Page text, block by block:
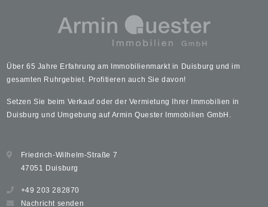
Über 65 Jahre Erfahrung am Immobilienmarkt in Duisburg und im
gesamten Ruhrgebiet. Profitieren auch Sie davon!
Setzen Sie beim Verkauf oder der Vermietung Ihrer Immobilien in
Duisburg und Umgebung auf Armin Quester Immobilien GmbH.
Friedrich-Wilhelm-Straße 7
47051 Duisburg
+49 203 282870
Nachricht senden